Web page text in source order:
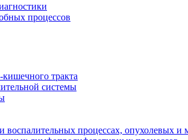
процессов
тракта
системы
процессах, опухолевых и